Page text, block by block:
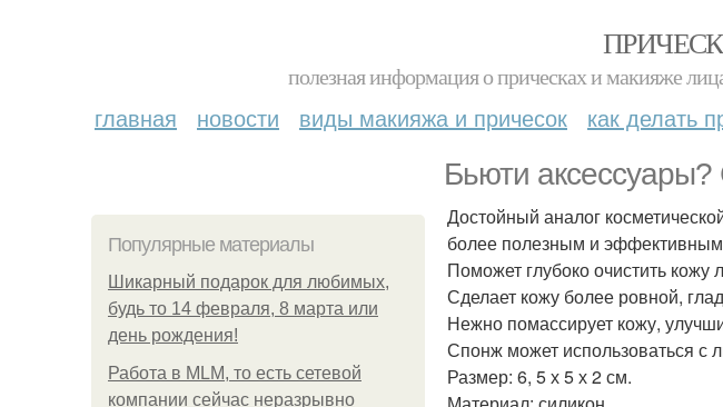
полезная информация о прическах и макияже
главная новости виды макияжа и причесок как делать
Бьюти
Популярные материалы
Шикарный подарок для любимых,
будь то 14 февраля, 8 марта или
день рождения!
Работа в MLM, то есть сетевой
компании сейчас неразрывно
Достойный аналог
более полезным и
Поможет глубоко очистить кожу
Сделает кожу более ровной,
Нежно помассирует кожу,
Спонж может использоваться
Размер: 6, 5 х 5 х 2 см.